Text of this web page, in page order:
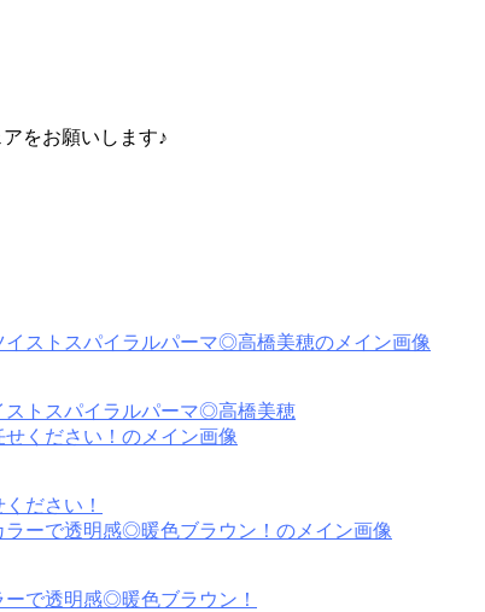
をお願いします♪
ストスパイラルパーマ◎高橋美穂
ださい！
で透明感◎暖色ブラウン！